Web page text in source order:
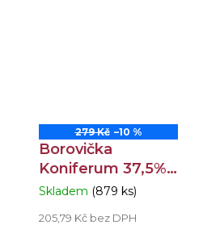
279 Kč –10 %
Borovička
Koniferum 37,5%
0,7l
Průměrné
Skladem (879 ks)
205,79 Kč bez DPH